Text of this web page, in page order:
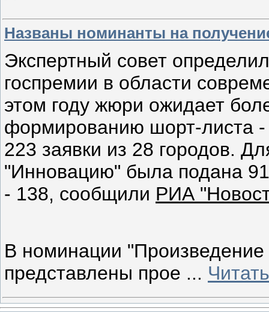
Названы номинанты на
Экспертный совет
госпремии в области
этом году жюри ожидает
формированию шорт-листа
223 заявки из 28 городов.
"Инновацию" была подана
- 138, сообщили РИА
В номинации "Произведение
представлены прое ...